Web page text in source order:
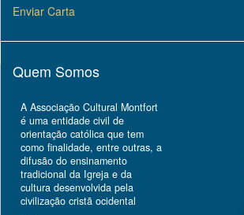
Enviar Carta
Quem Somos
A Associação Cultural Montfort
é uma entidade civil de
orientação católica que tem
como finalidade, entre outras, a
difusão do ensinamento
tradicional da Igreja e da
cultura desenvolvida pela
civilização cristã ocidental